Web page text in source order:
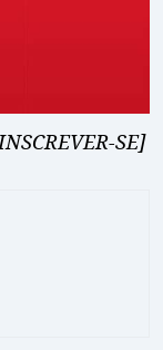
SE]